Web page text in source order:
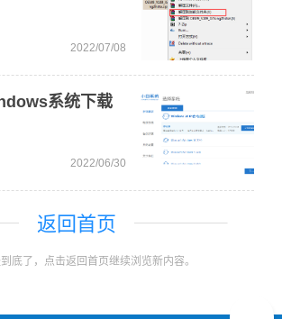
2022/07/08
系统下载
2022/06/30
返回首页
底了，点击返回首页继续浏览新内容。